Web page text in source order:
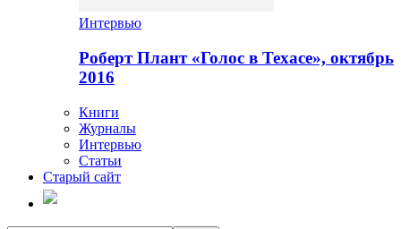
Интервью
Роберт Плант «Голос в Техасе», октябрь
2016
Книги
Журналы
Интервью
Статьи
Старый сайт